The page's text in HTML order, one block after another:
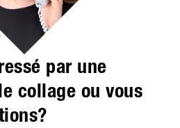
par une
collage ou vous